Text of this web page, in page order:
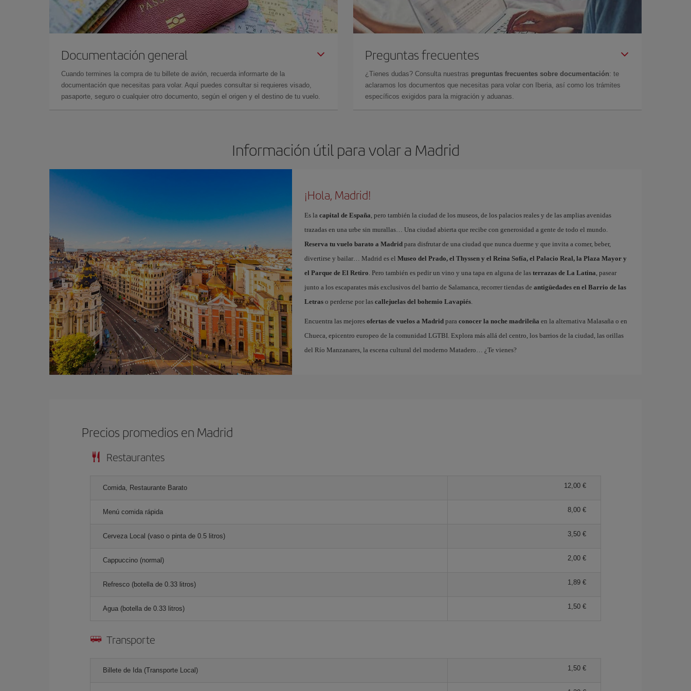
Documentación general
Cuando termines la compra de tu billete de avión, recuerda informarte de la
documentación que necesitas para volar. Aquí puedes consultar si requieres visado,
pasaporte, seguro o cualquier otro documento, según el origen y el destino de tu vuelo.
Preguntas frecuentes
¿Tienes dudas? Consulta nuestras preguntas frecuentes sobre documentación: te
aclaramos los documentos que necesitas para volar con Iberia, así como los trámites
específicos exigidos para la migración y aduanas.
Información útil para volar a Madrid
¡Hola, Madrid!
Es la capital de España, pero también la ciudad de los museos, de los palacios reales y de las amplias avenidas
trazadas en una urbe sin murallas… Una ciudad abierta que recibe con generosidad a gente de todo el mundo.
Reserva tu vuelo barato a Madridpara disfrutar de una ciudad que nunca duerme y que invita a comer, beber,
divertirse y bailar… Madrid es el Museo del Prado, el Thyssen y el Reina Sofía, el Palacio Real, la Plaza Mayor y
el Parque de El Retiro. Pero también es pedir un vino y una tapa en alguna de las terrazas de La Latina, pasear
junto a los escaparates más exclusivos del barrio de Salamanca, recorrer tiendas de antigüedades en el Barrio de las
Letraso perderse por las callejuelas del bohemio Lavapiés.
Encuentra las mejores ofertas de vuelos a Madridpara conocer la noche madrileña en la alternativa Malasaña o en
Chueca, epicentro europeo de la comunidad LGTBI. Explora más allá del centro, los barrios de la ciudad, las orillas
del Río Manzanares, la escena cultural del moderno Matadero… ¿Te vienes?
Precios promedios en Madrid
Restaurantes
Comida, Restaurante Barato 12,00 €
Menú comida rápida 8,00 €
Cerveza Local (vaso o pinta de 0.5 litros) 3,50 €
Cappuccino (normal) 2,00 €
Refresco (botella de 0.33 litros) 1,89 €
Agua (botella de 0.33 litros) 1,50 €
Transporte
Billete de Ida (Transporte Local) 1,50 €